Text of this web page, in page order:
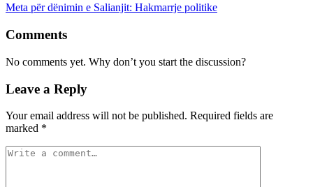
Meta për dënimin e Salianjit: Hakmarrje politike
Comments
No comments yet. Why don’t you start the discussion?
Leave a Reply
Your email address will not be published. Required fields are
marked *